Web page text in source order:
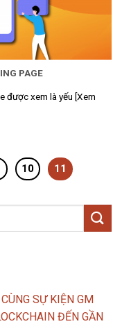
PAGE
được xem là yếu [Xem
10 11
SỰ KIỆN GM
ĐẾN GẦN